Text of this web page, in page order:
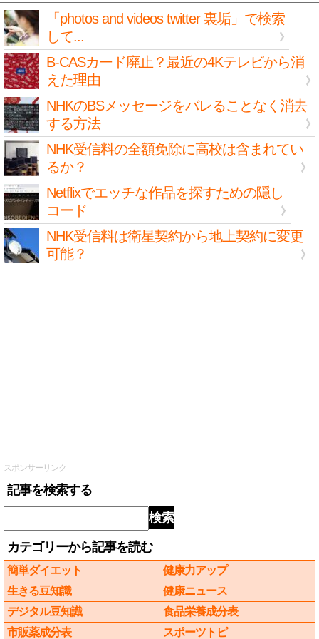
「photos and videos twitter 裏垢」で検索
して...
B-CASカード廃止？最近の4Kテレビから消
えた理由
NHKのBSメッセージをバレることなく消去
する方法
NHK受信料の全額免除に高校は含まれてい
るか？
Netflixでエッチな作品を探すための隠し
コード
NHK受信料は衛星契約から地上契約に変更
可能？
スポンサーリンク
記事を検索する
検索
カテゴリーから記事を読む
簡単ダイエット
健康力アップ
生きる豆知識
健康ニュース
デジタル豆知識
食品栄養成分表
市販薬成分表
スポーツトピ